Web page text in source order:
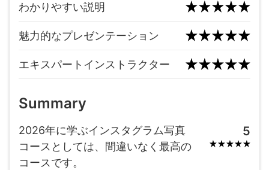
わかりやすい説明
魅力的なプレゼンテーション
エキスパートインストラクター
Summary
2026年に学ぶインスタグラム写真
コースとしては、間違いなく最高の
コースです。
5